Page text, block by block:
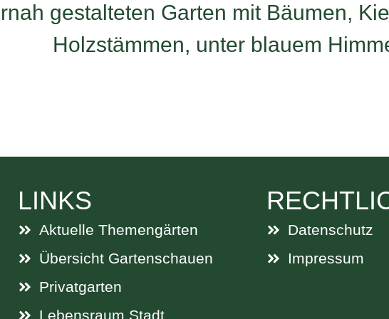
LINKS
Aktuelle Themengärten
Übersicht Gartenschauen
Privatgarten
Lebensraum Stadt
Datenschutz
Impressum